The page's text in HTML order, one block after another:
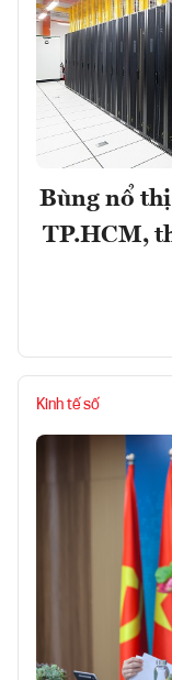
Bùng nổ
TP.HCM,
Kinh tế số